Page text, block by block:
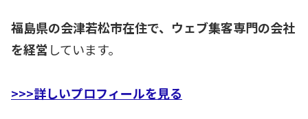
福島県の会津若松市在住で、ウェブ集客専門の会社
を経営 しています。
>>>詳しいプロフィールを見る